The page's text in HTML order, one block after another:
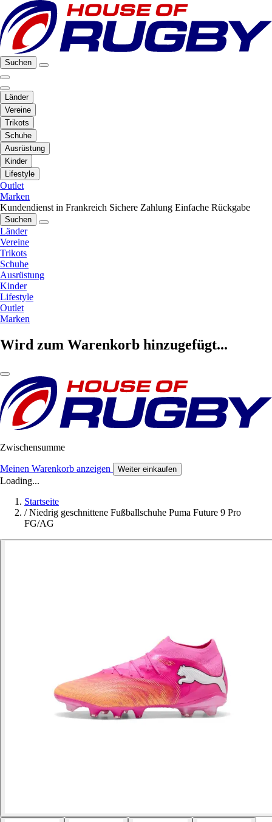
Suchen
Länder
Vereine
Trikots
Schuhe
Ausrüstung
Kinder
Lifestyle
Outlet
Marken
Kundendienst in Frankreich Sichere Zahlung Einfache Rückgabe
Suchen
Länder
Vereine
Trikots
Schuhe
Ausrüstung
Kinder
Lifestyle
Outlet
Marken
Wird zum Warenkorb hinzugefügt...
Zwischensumme
Meinen Warenkorb anzeigen Weiter einkaufen
Loading...
Startseite
/ Niedrig geschnittene Fußballschuhe Puma Future 9 Pro
FG/AG